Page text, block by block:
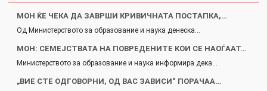
МОН ЌЕ ЧЕКА ДА ЗАВРШИ КРИВИЧНАТА ПОСТАПКА,…
Од Министерството за образование и наука денеска…
МОН: СЕМЕЈСТВАТА НА ПОВРЕДЕНИТЕ КОИ СЕ НАОЃААТ…
Министерството за образование и наука информира дека…
„ВИЕ СТЕ ОДГОВОРНИ, ОД ВАС ЗАВИСИ“ ПОРАЧАА…